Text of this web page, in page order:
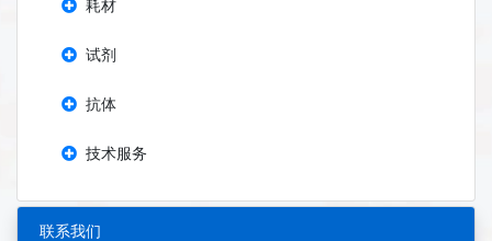
耗材
试剂
抗体
技术服务
联系我们